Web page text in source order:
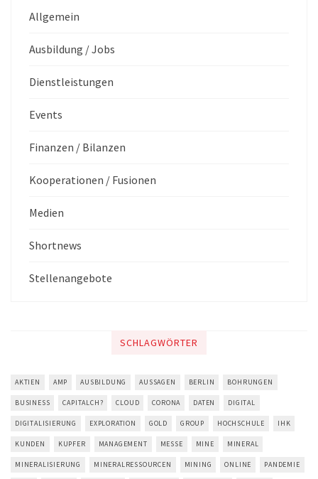
Allgemein
Ausbildung / Jobs
Dienstleistungen
Events
Finanzen / Bilanzen
Kooperationen / Fusionen
Medien
Shortnews
Stellenangebote
SCHLAGWÖRTER
AKTIEN AMP AUSBILDUNG AUSSAGEN BERLIN BOHRUNGEN
BUSINESS CAPITALCH? CLOUD CORONA DATEN DIGITAL
DIGITALISIERUNG EXPLORATION GOLD GROUP HOCHSCHULE IHK
KUNDEN KUPFER MANAGEMENT MESSE MINE MINERAL
MINERALISIERUNG MINERALRESSOURCEN MINING ONLINE PANDEMIE